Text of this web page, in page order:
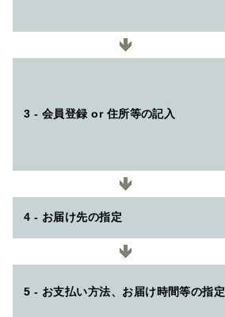
3 - 会員登録 or 住所等の記入
4 - お届け先の指定
5 - お支払い方法、お届け時間等の指定